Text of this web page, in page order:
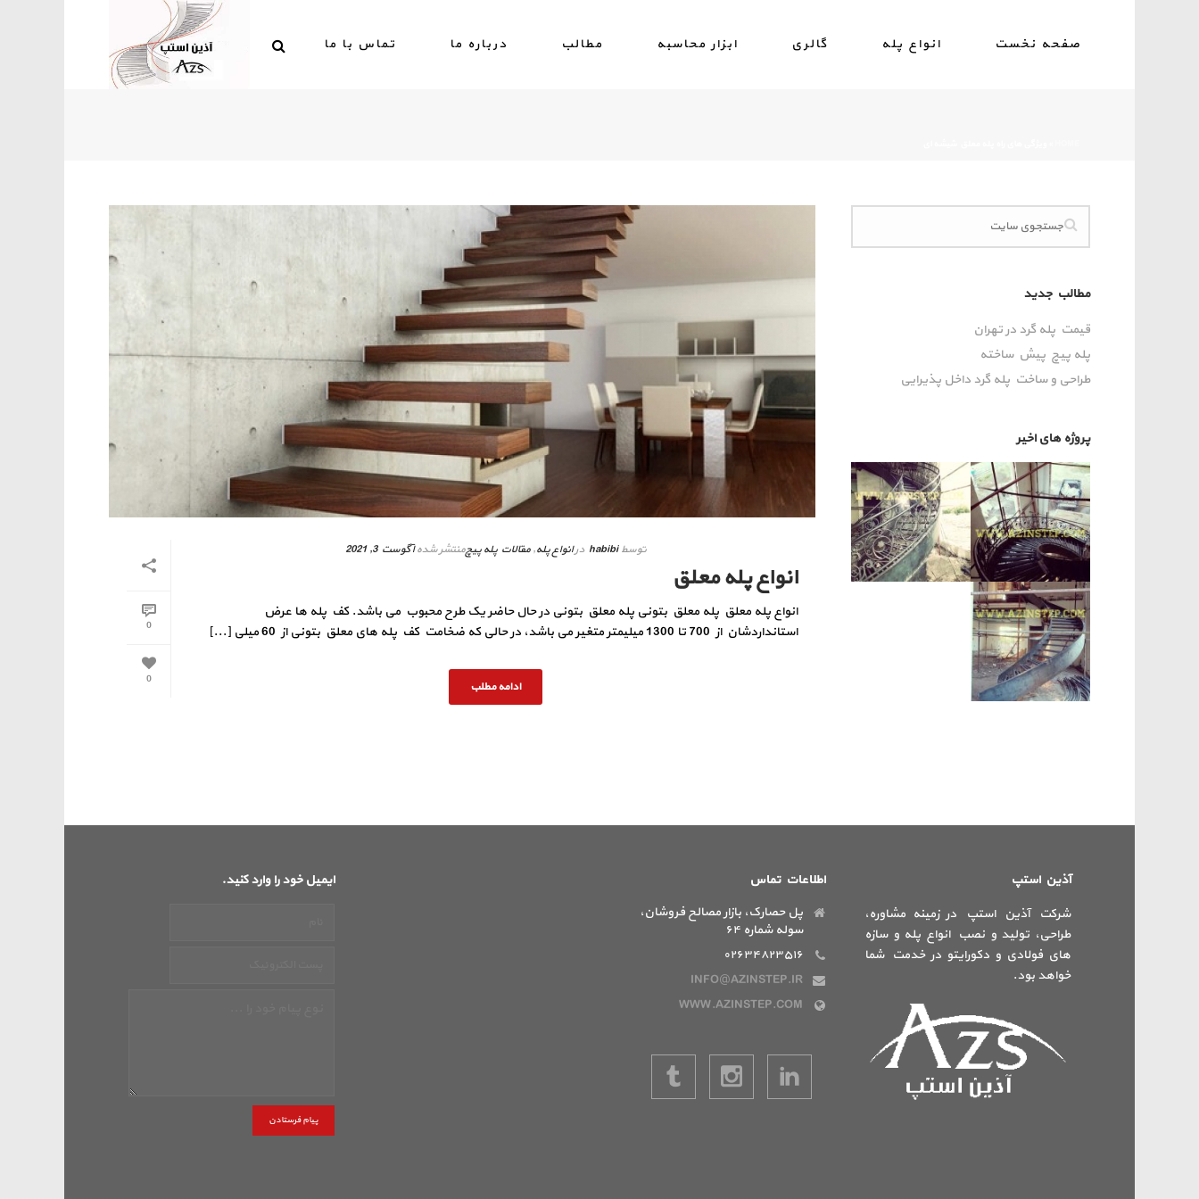
صفحه نخست انواع پله گالری ابزار محاسبه مطالب درباره ما تماس با ما
0
0
توسط habibi درانواع پله,مقالات پله پیچمنتشر شده آگوست 3, 2021
انواع پله معلق
انواع پله معلق پله معلق بتونی پله معلق بتونی در حال حاضر یک طرح محبوب می باشد. کف پله ها عرض
استانداردشان از 700 تا 1300 میلیمتر متغیر می باشد، در حالی که ضخامت کف پله های معلق بتونی از 60 میلی [...]
ادامه مطلب
مطالب جدید
قیمت پله گرد در تهران
پله پیچ پیش‌ ساخته
طراحی و ساخت پله گرد داخل پذیرایی
پروژه های اخیر
ایمیل خود را وارد کنید.
پیام فرستادن
اطلاعات تماس
پل حصارک، بازار مصالح فروشان،
سوله شماره ۶۴
۰۲۶۳۴۸۲۳۵۱۶
INFO@AZINSTEP.IR
WWW.AZINSTEP.COM
آذین استپ
شرکت آذین استپ در زمینه مشاوره،
طراحی، تولید و نصب انواع پله و سازه
های فولادی و دکورایتو در خدمت شما
خواهد بود.